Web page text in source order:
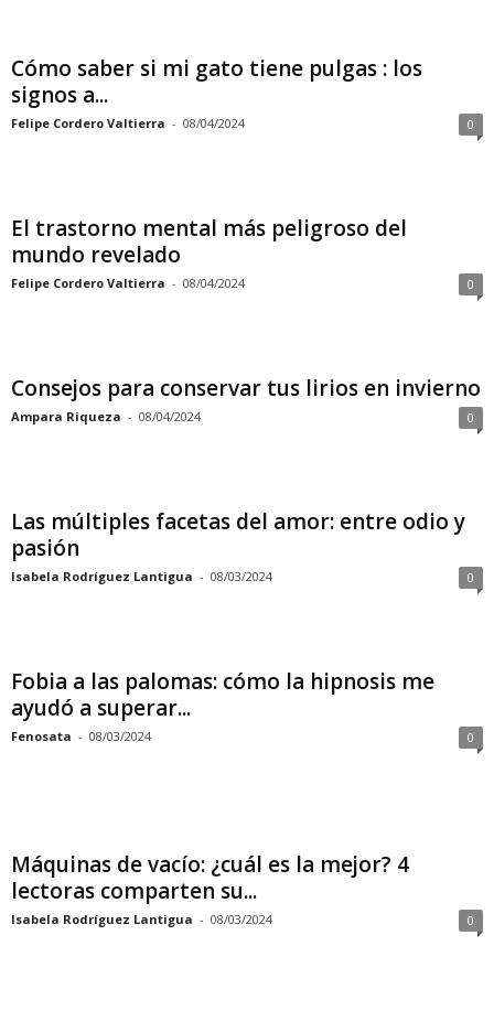
Cómo saber si mi gato tiene pulgas : los
signos a...
Felipe Cordero Valtierra - 08/04/2024 0
El trastorno mental más peligroso del
mundo revelado
Felipe Cordero Valtierra - 08/04/2024 0
Consejos para conservar tus lirios en invierno
Ampara Riqueza - 08/04/2024 0
Las múltiples facetas del amor: entre odio y
pasión
Isabela Rodríguez Lantigua - 08/03/2024 0
Fobia a las palomas: cómo la hipnosis me
ayudó a superar...
Fenosata - 08/03/2024 0
Máquinas de vacío: ¿cuál es la mejor? 4
lectoras comparten su...
Isabela Rodríguez Lantigua - 08/03/2024 0